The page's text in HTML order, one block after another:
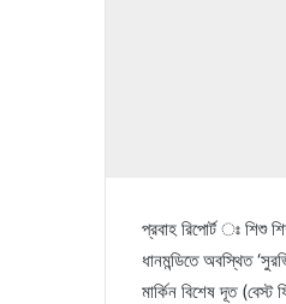
প্রবাহ রিপোর্ট ঃ শিশু
ধানমন্ডিতে অবস্থিত
মার্কিন বিশেষ দূত (বেস্ট